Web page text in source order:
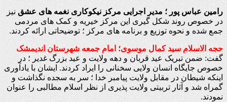
رامین عباس پور ؛ مدیر اجرایی مرکز نیکوکاری نغمه های عشقنیز
در خصوص روند شکل گیری این مرکز خیریه و کمک های مردمی
جمع شده و نحوه توزیع و برنامه های مرکز ؛ توضیحاتی ارائه کردند.
حجه الاسلام سید کمال موسوی؛ امام جمعه شهرستان اندیمشک
گفت: ضمن تبریک عید قربان و دهه ولایت و عید بزرگ غدیر ؛ در
خصوص جایگاه انسان ولایی سخنانی را ایراد کردند. ایشان با یادآوری
اینکه شیطان در مقابل ولایت پیامبر خدا ؛ سر به سجده نگذاشت و
گمراه شد و آثار تربیتی ولایت پذیری از نظر اسلام مطالبی را عنوان
نمودند.